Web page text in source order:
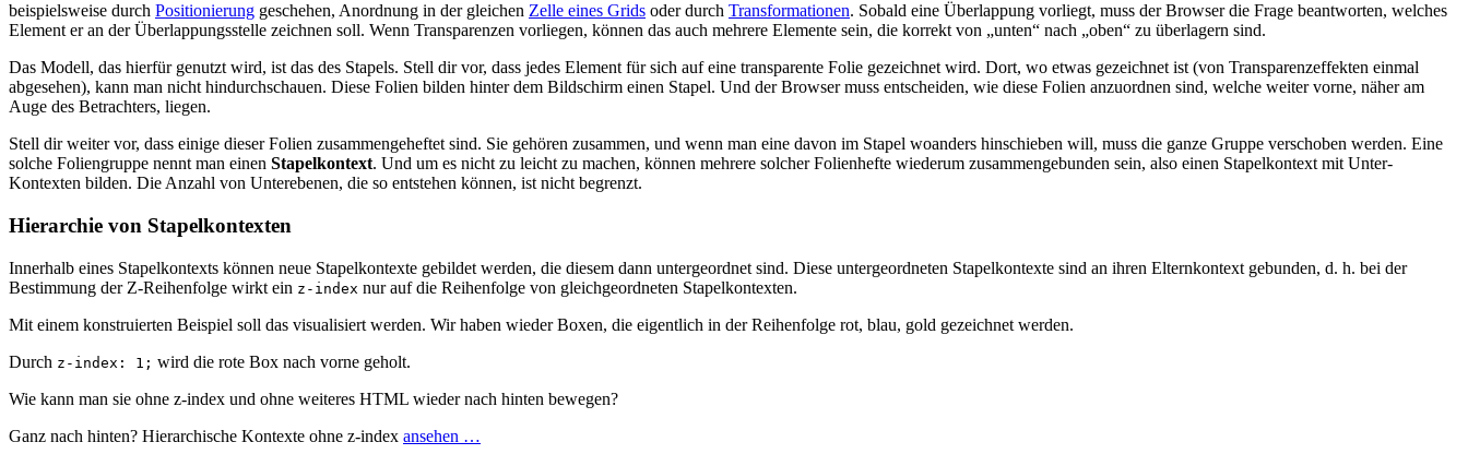
beispielsweise durch Positionierung geschehen, Anordnung in der gleichen Zelle eines Grids oder durch Transformationen. Sobald eine Überlappung vorliegt, muss der Browser die Frage beantworten, welches
Element er an der Überlappungsstelle zeichnen soll. Wenn Transparenzen vorliegen, können das auch mehrere Elemente sein, die korrekt von „unten“ nach „oben“ zu überlagern sind.
Das Modell, das hierfür genutzt wird, ist das des Stapels. Stell dir vor, dass jedes Element für sich auf eine transparente Folie gezeichnet wird. Dort, wo etwas gezeichnet ist (von Transparenzeffekten einmal
abgesehen), kann man nicht hindurchschauen. Diese Folien bilden hinter dem Bildschirm einen Stapel. Und der Browser muss entscheiden, wie diese Folien anzuordnen sind, welche weiter vorne, näher am
Auge des Betrachters, liegen.
Stell dir weiter vor, dass einige dieser Folien zusammengeheftet sind. Sie gehören zusammen, und wenn man eine davon im Stapel woanders hinschieben will, muss die ganze Gruppe verschoben werden. Eine
solche Foliengruppe nennt man einen Stapelkontext. Und um es nicht zu leicht zu machen, können mehrere solcher Folienhefte wiederum zusammengebunden sein, also einen Stapelkontext mit Unter-
Kontexten bilden. Die Anzahl von Unterebenen, die so entstehen können, ist nicht begrenzt.
Hierarchie von Stapelkontexten
Innerhalb eines Stapelkontexts können neue Stapelkontexte gebildet werden, die diesem dann untergeordnet sind. Diese untergeordneten Stapelkontexte sind an ihren Elternkontext gebunden, d. h. bei der
Bestimmung der Z-Reihenfolge wirkt ein z-index nur auf die Reihenfolge von gleichgeordneten Stapelkontexten.
Mit einem konstruierten Beispiel soll das visualisiert werden. Wir haben wieder Boxen, die eigentlich in der Reihenfolge rot, blau, gold gezeichnet werden.
Durch z-index: 1; wird die rote Box nach vorne geholt.
Wie kann man sie ohne z-index und ohne weiteres HTML wieder nach hinten bewegen?
Ganz nach hinten? Hierarchische Kontexte ohne z-index ansehen …